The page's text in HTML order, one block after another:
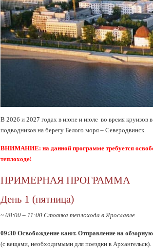
В 2026 и 2027 годах в июне и июле во время круизов
подводников на берегу Белого моря – Северодвинск.
ВНИМАНИЕ: на данной программе требуется
теплоходе!
ПРИМЕРНАЯ ПРОГРАММА
День 1 (пятница)
~ 08:00 – 11:00 Стоянка теплохода в Ярославле.
09:30 Освобождение кают. Отправление на
(с вещами, необходимыми для поездки в Архангельск).